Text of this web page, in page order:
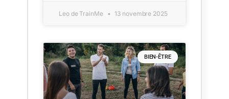
Leo de TrainMe 13 novembre 2025
BIEN-ÊTRE